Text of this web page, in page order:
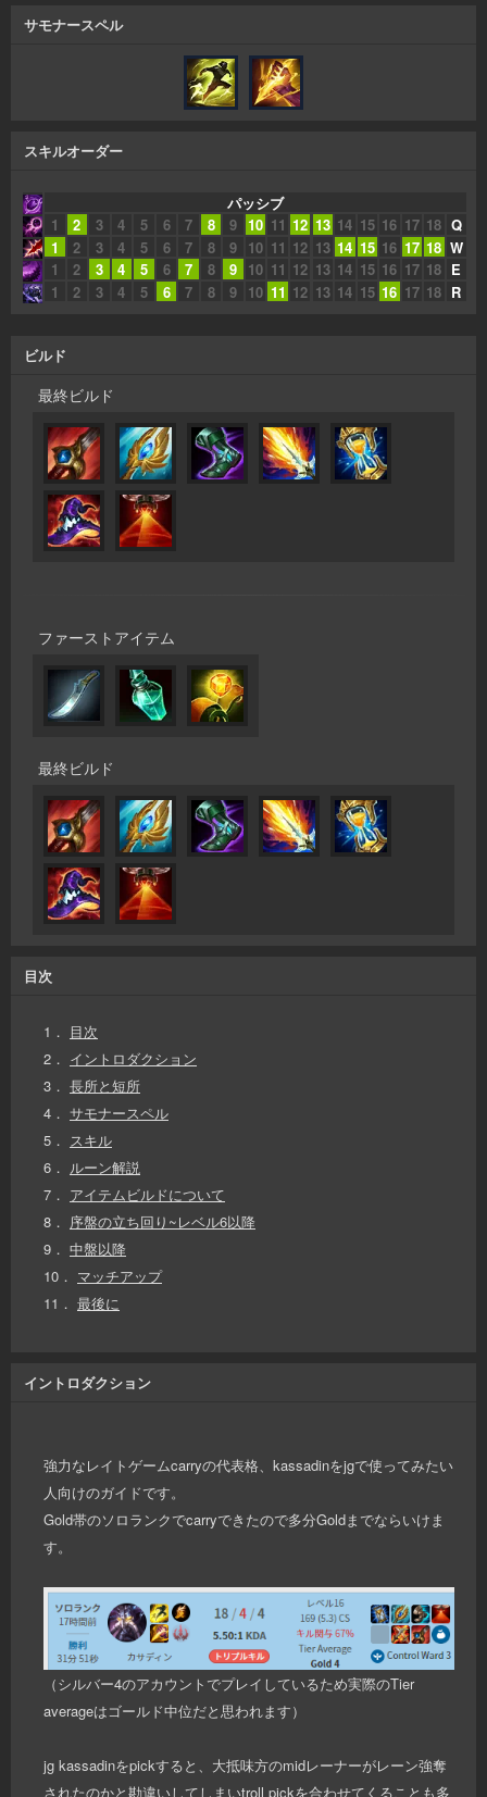
サモナースペル
スキルオーダー
パッシブ
1
2 3 4 5 6 7 8 9 10 11 12 13 14 15 16 17 18 Q
1
2 3 4 5 6 7 8 9 10 11 12 13 14 15 16 17 18 W
1
2 3 4 5 6 7 8 9 10 11 12 13 14 15 16 17 18 E
1
2 3 4 5 6 7 8 9 10 11 12 13 14 15 16 17 18 R
ビルド
最終ビルド
ファーストアイテム
最終ビルド
目次
1． 目次
2． イントロダクション
3． 長所と短所
4． サモナースペル
5． スキル
6． ルーン解説
7． アイテムビルドについて
8． 序盤の立ち回り~レベル6以降
9． 中盤以降
10． マッチアップ
11． 最後に
イントロダクション
強力なレイトゲームcarryの代表格、kassadinをjgで使ってみたい
人向けのガイドです。
Gold帯のソロランクでcarryできたので多分Goldまでならいけま
す。
（シルバー4のアカウントでプレイしているため実際のTier
averageはゴールド中位だと思われます）
jg kassadinをpickすると、大抵味方のmidレーナーがレーン強奪
されたのかと勘違いしてしまいtroll pickを合わせてくることも多